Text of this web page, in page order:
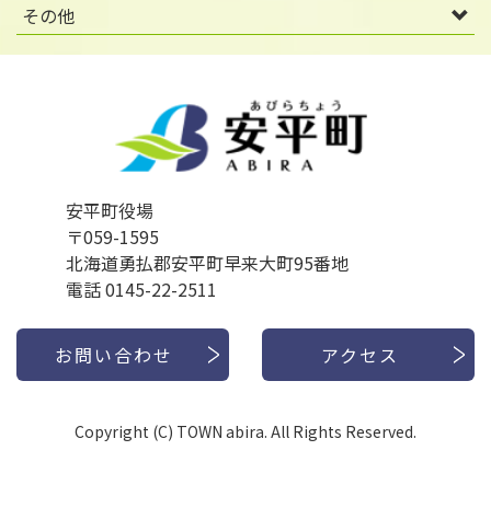
その他
安平町役場
〒059-1595
北海道勇払郡安平町早来大町95番地
電話 0145-22-2511
お問い合わせ アクセス
Copyright (C) TOWN abira. All Rights Reserved.